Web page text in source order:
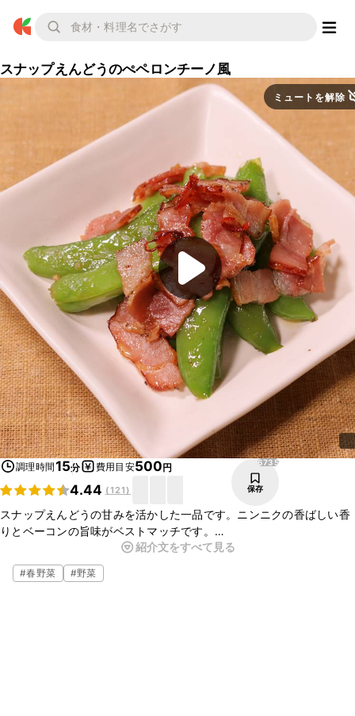
スナップえんどうのぺペロンチーノ風
ミュートを解除
調理時間15分 費用目安500円
4.44 (121)
6735
保存
スナップえんどうの甘みを活かした一品です。ニンニクの香ばしい香
りとベーコンの旨味がベストマッチです。
じゃがいもなど他の食材を入れてもおすすめですので、アレンジを楽
しんでみてくださいね。
紹介文をすべて見る
#春野菜 #野菜